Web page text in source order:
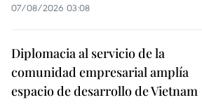
07/08/2026 03:08
Diplomacia al servicio de la
comunidad empresarial amplía
espacio de desarrollo de Vietnam